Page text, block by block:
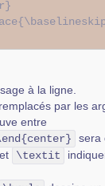
à la ligne.
par les
entre
sera
et \textit